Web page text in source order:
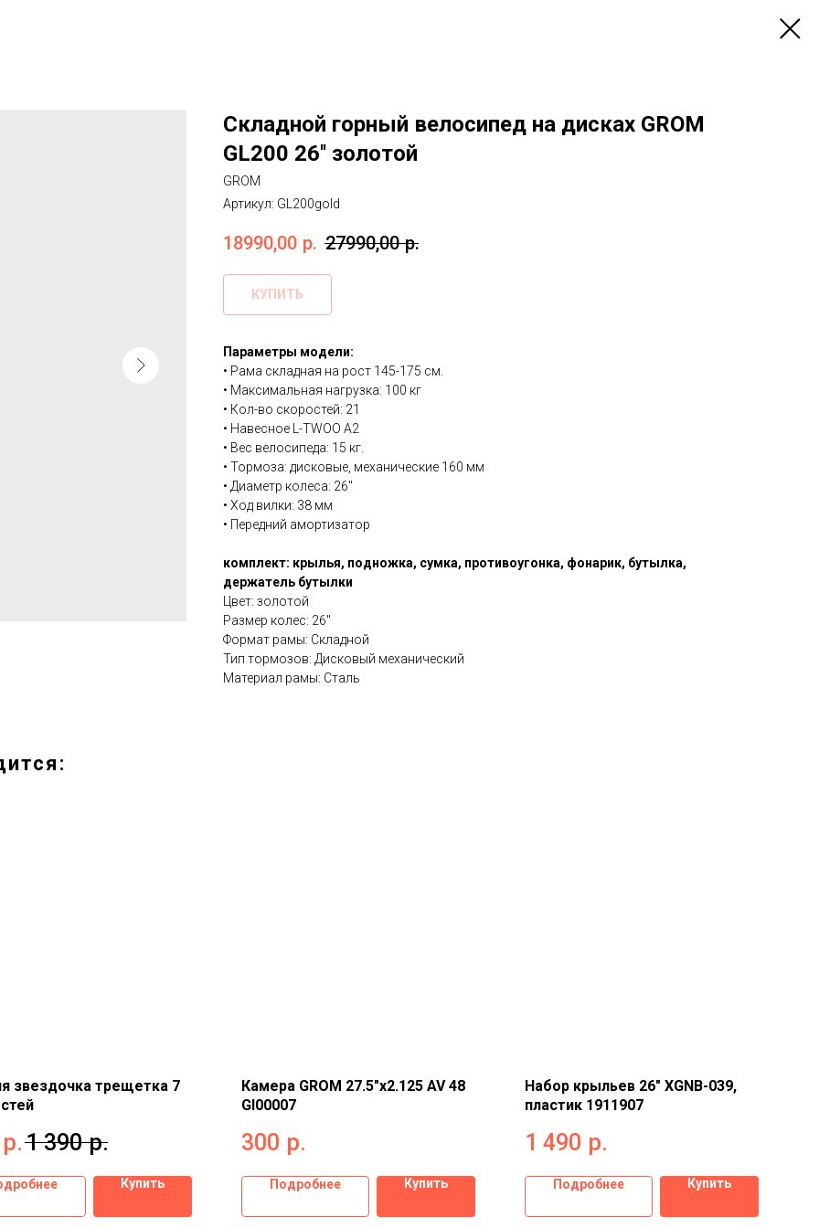
Складной горный велосипед на дисках GROM
GL200 26'' золотой
GROM
Артикул: GL200gold
18990,00 р. 27990,00 р.
КУПИТЬ
Параметры модели:
• Рама складная на рост 145-175 см.
• Максимальная нагрузка: 100 кг
• Кол-во скоростей: 21
• Навесное L-TWOO A2
• Вес велосипеда: 15 кг.
• Тормоза: дисковые, механические 160 мм
• Диаметр колеса: 26''
• Ход вилки: 38 мм
• Передний амортизатор
комплект: крылья, подножка, сумка, противоугонка, фонарик, бутылка,
держатель бутылки
Цвет: золотой
Размер колес: 26''
Формат рамы: Складной
Тип тормозов: Дисковый механический
Материал рамы: Сталь
звездочка трещетка 7
р.1 390 р.
Купить
Камера GROM 27.5"x2.125 AV 48
GI00007
300 р.
Подробнее Купить
Набор крыльев 26" XGNB-039,
пластик 1911907
1 490 р.
Подробнее Купить